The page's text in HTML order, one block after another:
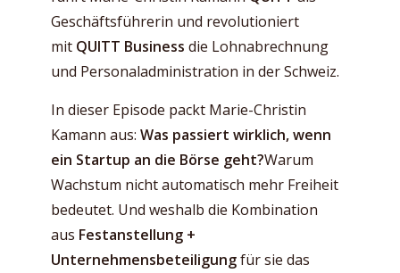
Geschäftsführerin und revolutioniert
mit QUITT Business die Lohnabrechnung
und Personaladministration in der Schweiz.
In dieser Episode packt Marie-Christin
Kamann aus: Was passiert wirklich, wenn
ein Startup an die Börse geht?Warum
Wachstum nicht automatisch mehr Freiheit
bedeutet. Und weshalb die Kombination
aus Festanstellung +
Unternehmensbeteiligungfür sie das